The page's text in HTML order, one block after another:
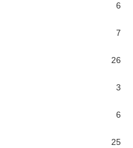
6
7
26
3
6
25